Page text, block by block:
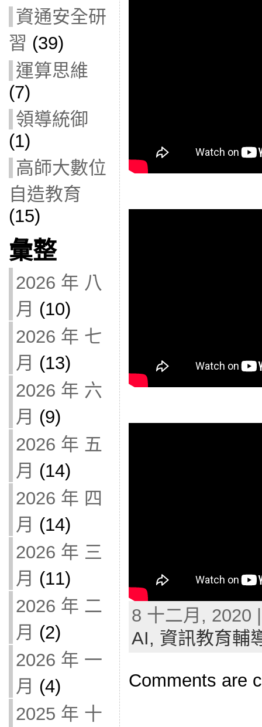
資通安全研
習 (39)
運算思維
(7)
領導統御
(1)
高師大數位
自造教育
(15)
彙整
2026 年 八
月 (10)
2026 年 七
月 (13)
2026 年 六
月 (9)
2026 年 五
月 (14)
2026 年 四
月 (14)
2026 年 三
月 (11)
2026 年 二
月 (2)
2026 年 一
月 (4)
2025 年 十
8 十二月, 2020
AI, 資訊教育輔
Comments are